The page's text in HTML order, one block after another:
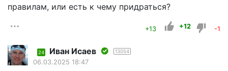
правилам, или есть к чему придраться?
+13 +12 -1
24 Иван Исаев 13054
06.03.2025 18:47